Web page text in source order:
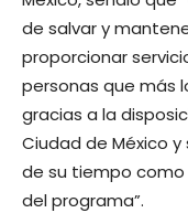
de salvar y
proporcionar
personas que más
gracias a la
Ciudad de México
de su tiempo
del programa”.